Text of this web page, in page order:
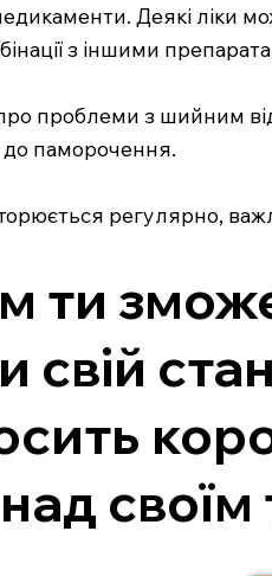
Деякі ліки
з іншими
проблеми з шийним
паморочення.
регулярно,
ти
свій
своїм